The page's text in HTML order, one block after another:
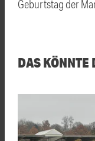
Geburtstag der
DAS KÖNNTE